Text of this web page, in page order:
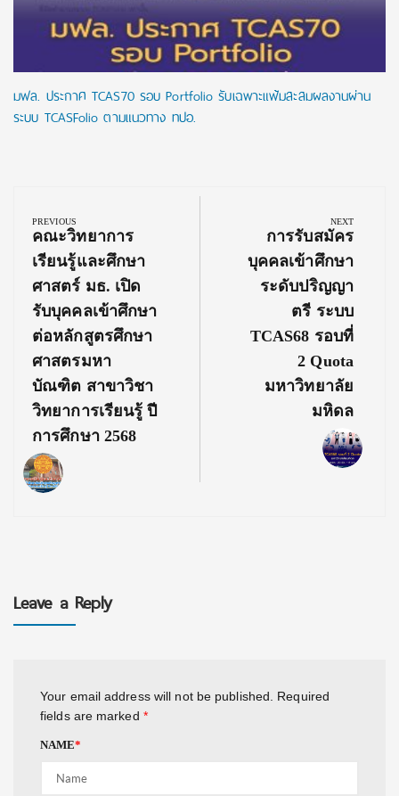
มฟล. ประกาศ TCAS70 รอบ Portfolio รับเฉพาะแฟ้มสะสมผลงานผ่าน
ระบบ TCASFolio ตามแนวทาง ทปอ.
navigation
PREVIOUS
Previous
Post:
คณะวิทยาการ
เรียนรู้และศึกษา
ศาสตร์ มธ. เปิด
รับบุคคลเข้าศึกษา
ต่อหลักสูตรศึกษา
ศาสตรมหา
บัณฑิต สาขาวิชา
วิทยาการเรียนรู้ ปี
การศึกษา 2568
NEXT
Next
Post:
การรับสมัคร
บุคคลเข้าศึกษา
ระดับปริญญา
ตรี ระบบ
TCAS68 รอบที่
2 Quota
มหาวิทยาลัย
มหิดล
Leave a Reply
Your email address will not be published. Required
fields are marked *
NAME*